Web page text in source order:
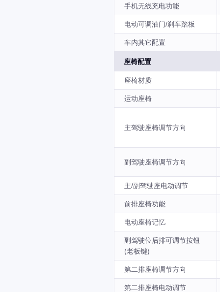
手机无线充电功能
电动可调油门/刹车踏板
车内其它配置
座椅配置
座椅材质
运动座椅
主驾驶座椅调节方向
副驾驶座椅调节方向
主/副驾驶座电动调节
前排座椅功能
电动座椅记忆
副驾驶位后排可调节按钮
(老板键)
第二排座椅调节方向
第二排座椅电动调节